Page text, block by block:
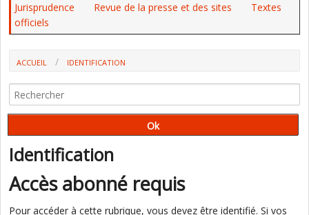
Jurisprudence
Revue de la presse et des sites
Textes
officiels
ACCUEIL IDENTIFICATION
Identification
Accès abonné requis
Pour accéder à cette rubrique, vous devez être identifié. Si vos